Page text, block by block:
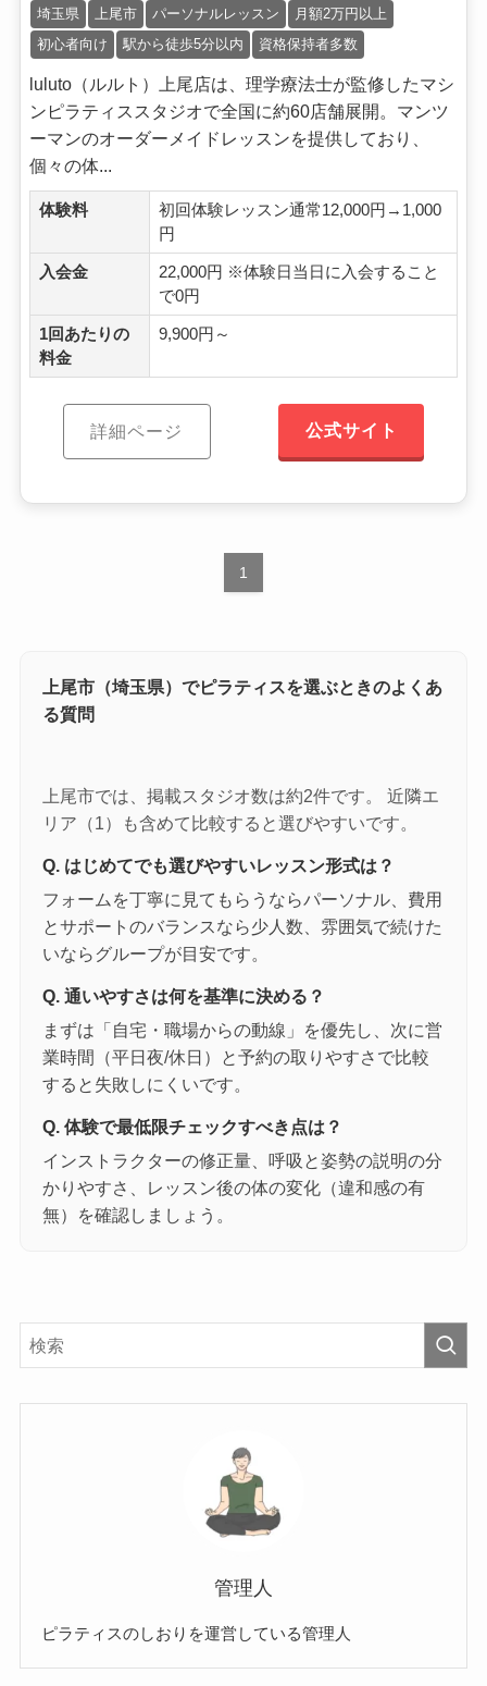
埼玉県 上尾市 パーソナルレッスン
月額2万円以上
初心者向け
駅から徒歩5分以内 資格保持者多数
luluto（ルルト）上尾店は、理学療法士が監修したマシ
ンピラティススタジオで全国に約60店舗展開。マンツ
ーマンのオーダーメイドレッスンを提供しており、
個々の体...
体験料
初回体験レッスン通常12,000円→1,000
円
入会金
22,000円 ※体験日当日に入会すること
で0円
1回あたりの
料金
9,900円～
詳細ページ 公式サイト
1
上尾市（埼玉県）でピラティスを選ぶときのよくあ
る質問
上尾市では、掲載スタジオ数は約2件です。 近隣エ
リア（1）も含めて比較すると選びやすいです。
Q. はじめてでも選びやすいレッスン形式は？
フォームを丁寧に見てもらうならパーソナル、費用
とサポートのバランスなら少人数、雰囲気で続けた
いならグループが目安です。
Q. 通いやすさは何を基準に決める？
まずは「自宅・職場からの動線」を優先し、次に営
業時間（平日夜/休日）と予約の取りやすさで比較
すると失敗しにくいです。
Q. 体験で最低限チェックすべき点は？
インストラクターの修正量、呼吸と姿勢の説明の分
かりやすさ、レッスン後の体の変化（違和感の有
無）を確認しましょう。
管理人
ピラティスのしおりを運営している管理人